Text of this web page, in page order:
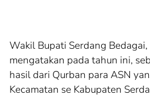
Wakil Bupati Serdang
mengatakan pada tahun ini,
hasil dari Qurban para ASN
Kecamatan se Kabupaten